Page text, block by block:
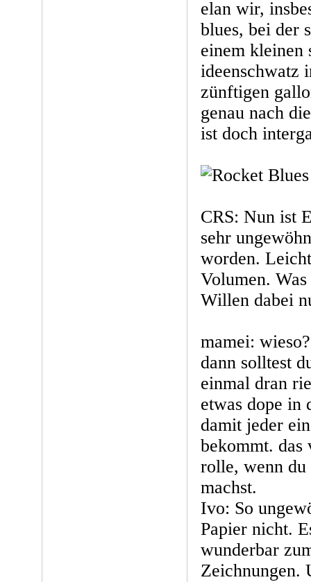
elan wir,
blues, bei der
einem kleinen
ideenschwatz
zünftigen
genau nach
ist doch
CRS: Nun ist
sehr
worden.
Volumen.
Willen dabei
mamei:
dann solltest
einmal dran
etwas dope in
damit jeder
bekommt. das
rolle, wenn du
machst.
Ivo: So
Papier nicht.
wunderbar
Zeichnungen.